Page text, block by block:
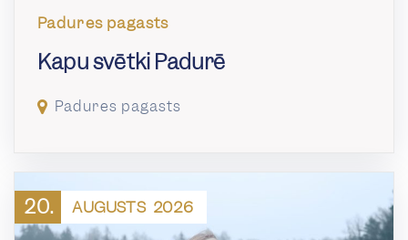
Padures pagasts
Kapu svētki Padurē
Padures pagasts
20. AUGUSTS 2026